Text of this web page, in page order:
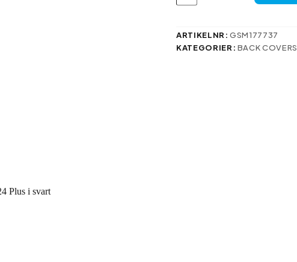
Galaxy
S24
ARTIKELNR:GSM177737
KATEGORIER: BACK COVERS